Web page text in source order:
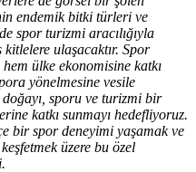
endemik bitki türleri ve
spor turizmi aracılığıyla
ulaşacaktır. Spor
ülke ekonomisine katkı
yönelmesine vesile
sporu ve turizmi bir
katkı sunmayı hedefliyoruz.
bir spor deneyimi yaşamak ve
üzere bu özel